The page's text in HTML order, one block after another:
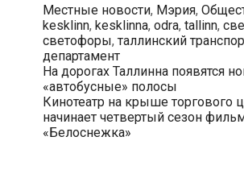
Рубрики
Местные новости, Мэрия,
kesklinn, kesklinna, odra, tallinn,
светофоры, таллинский
департамент
Навигация
по
записям
На дорогах Таллинна появятся
«автобусные» полосы
Кинотеатр на крыше торгового
начинает четвертый сезон
«Белоснежка»